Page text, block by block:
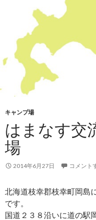
キャンプ場
はまなす交
場
2014年6月27日 コメント
北海道枝幸郡枝幸町岡島
です。
国道２３８沿いに道の駅